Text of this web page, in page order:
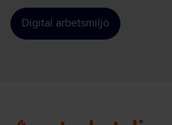
Digital arbetsmiljö